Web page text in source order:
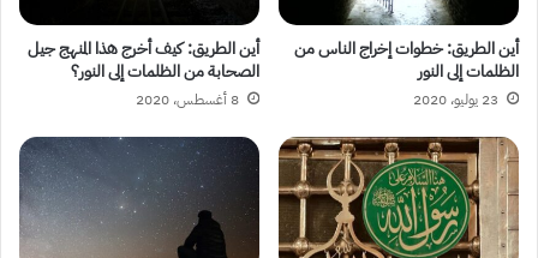
أين الطريق: خطوات إخراج الناس من
الظلمات إلى النور
23 يوليو، 2020
أين الطريق: كيف أخرج هذا المنهج جيل
الصحابة من الظلمات إلى النور؟
8 أغسطس، 2020